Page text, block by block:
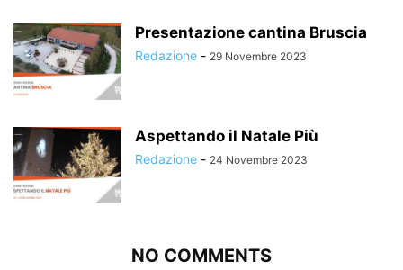
Presentazione cantina Bruscia
Redazione - 29 Novembre 2023
Aspettando il Natale Più
Redazione - 24 Novembre 2023
NO COMMENTS